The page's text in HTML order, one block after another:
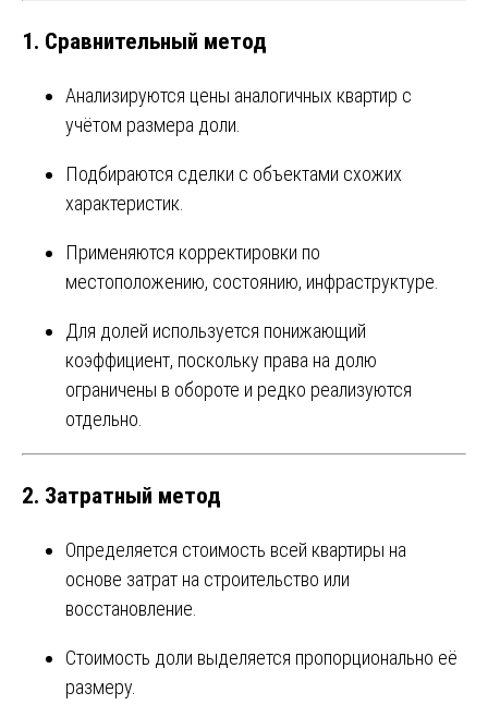
1. Сравнительный метод
Анализируются цены аналогичных квартир с
учётом размера доли.
Подбираются сделки с объектами схожих
характеристик.
Применяются корректировки по
местоположению, состоянию, инфраструктуре.
Для долей используется понижающий
коэффициент, поскольку права на долю
ограничены в обороте и редко реализуются
отдельно.
2. Затратный метод
Определяется стоимость всей квартиры на
основе затрат на строительство или
восстановление.
Стоимость доли выделяется пропорционально её
размеру.